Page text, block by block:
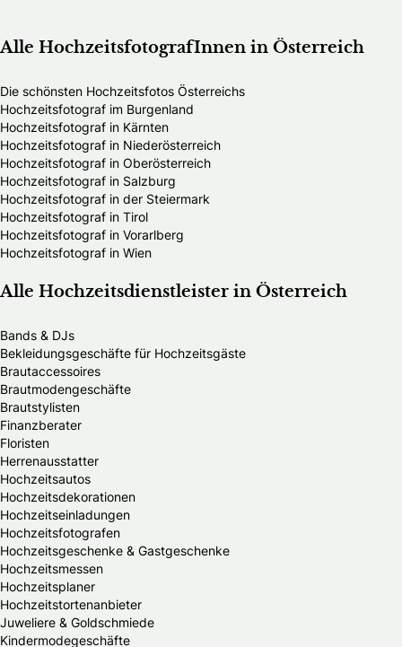
Alle HochzeitsfotografInnen in Österreich
Die schönsten Hochzeitsfotos Österreichs
Hochzeitsfotograf im Burgenland
Hochzeitsfotograf in Kärnten
Hochzeitsfotograf in Niederösterreich
Hochzeitsfotograf in Oberösterreich
Hochzeitsfotograf in Salzburg
Hochzeitsfotograf in der Steiermark
Hochzeitsfotograf in Tirol
Hochzeitsfotograf in Vorarlberg
Hochzeitsfotograf in Wien
Alle Hochzeitsdienstleister in Österreich
Bands & DJs
Bekleidungsgeschäfte für Hochzeitsgäste
Brautaccessoires
Brautmodengeschäfte
Brautstylisten
Finanzberater
Floristen
Herrenausstatter
Hochzeitsautos
Hochzeitsdekorationen
Hochzeitseinladungen
Hochzeitsfotografen
Hochzeitsgeschenke & Gastgeschenke
Hochzeitsmessen
Hochzeitsplaner
Hochzeitstortenanbieter
Juweliere & Goldschmiede
Kindermodegeschäfte